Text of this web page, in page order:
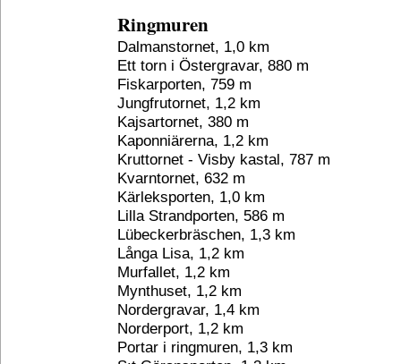
Ringmuren
Dalmanstornet, 1,0 km
Ett torn i Östergravar, 880 m
Fiskarporten, 759 m
Jungfrutornet, 1,2 km
Kajsartornet, 380 m
Kaponniärerna, 1,2 km
Kruttornet - Visby kastal, 787 m
Kvarntornet, 632 m
Kärleksporten, 1,0 km
Lilla Strandporten, 586 m
Lübeckerbräschen, 1,3 km
Långa Lisa, 1,2 km
Murfallet, 1,2 km
Mynthuset, 1,2 km
Nordergravar, 1,4 km
Norderport, 1,2 km
Portar i ringmuren, 1,3 km